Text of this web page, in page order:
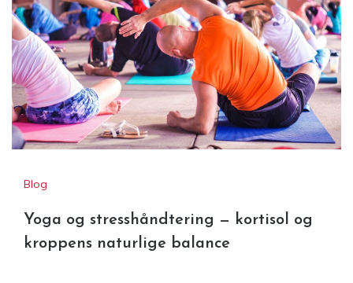
Blog
Yoga og stresshåndtering — kortisol og
kroppens naturlige balance